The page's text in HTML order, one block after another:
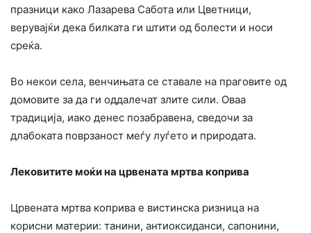
празници како Лазарева Сабота или Цветници,
верувајќи дека билката ги штити од болести и носи
среќа.
Во некои села, венчињата се ставале на праговите од
домовите за да ги оддалечат злите сили. Оваа
традиција, иако денес позабравена, сведочи за
длабоката поврзаност меѓу луѓето и природата.
Лековитите моќи на црвената мртва коприва
Црвената мртва коприва е вистинска ризница на
корисни материи: танини, антиоксиданси, сапонини,